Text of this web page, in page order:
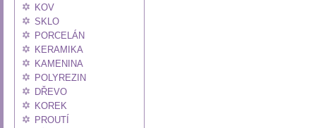
KOV
SKLO
PORCELÁN
KERAMIKA
KAMENINA
POLYREZIN
DŘEVO
KOREK
PROUTÍ